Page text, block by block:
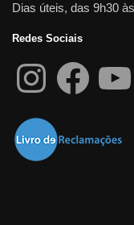
Dias úteis, das 9h30
Redes Sociais